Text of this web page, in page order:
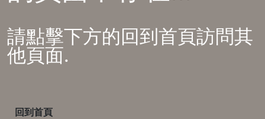
請點擊下方的回到首頁訪問其
他頁面.
回到首頁